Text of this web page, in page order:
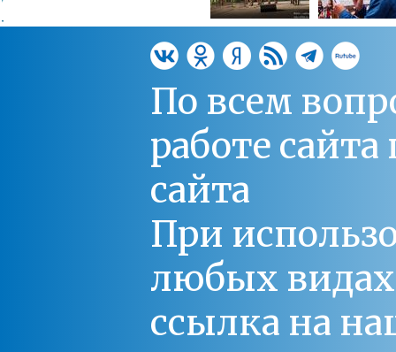
По всем
работе
сайта
При
любых
ссылка на